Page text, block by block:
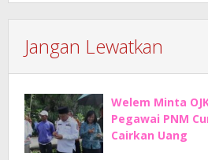
Jangan Lewatkan
Welem Minta
Pegawai PNM
Cairkan Uang